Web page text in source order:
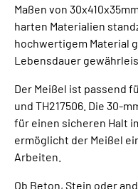
Maßen von
harten Materialien
hochwertigem Material
Lebensdauer
Der Meißel ist passend
und TH217506. Die 30-
für einen sicheren Halt
ermöglicht der Meißel
Arbeiten.
Ob Beton, Stein oder